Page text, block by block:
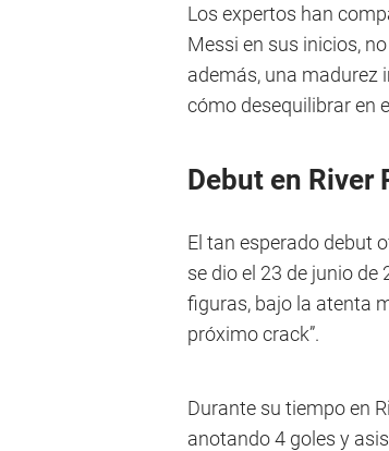
Los expertos han
Messi en sus inicios,
además, una madurez
cómo desequilibrar en
Debut en River
El tan esperado debut
se dio el 23 de junio
figuras, bajo la atenta
próximo crack”.
Durante su tiempo en
anotando 4 goles y